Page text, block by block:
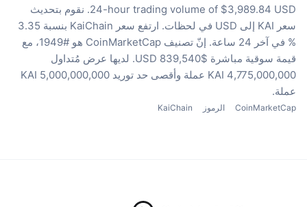
24-hour trading volume of $3,989.84 USD. نقوم بتحديث
سعر KAI إلى USD في لحظات.
ارتفع سعر KaiChain بنسبة 3.35
% في آخر 24 ساعة.
إنّ تصنيف CoinMarketCap هو #1949، مع
قيمة سوقية مباشرة $839,540 USD.
لديها عرض مُتداول
4,775,000,000 KAI عملة
وأقصى حد توريد 5,000,000,000 KAI
عملة.
CoinMarketCap الرموز KaiChain